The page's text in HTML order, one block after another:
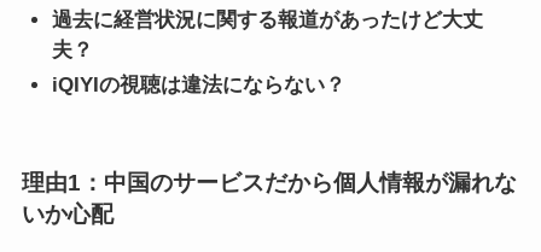
過去に経営状況に関する報道があったけど大丈
夫？
iQIYIの視聴は違法にならない？
理由1：中国のサービスだから個人情報が漏れな
いか心配